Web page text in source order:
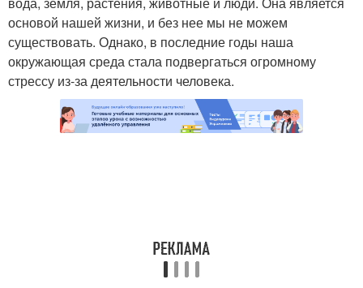
основой нашей жизни, и без нее мы не можем
существовать. Однако, в последние годы наша
окружающая среда стала подвергаться огромному
стрессу из-за деятельности человека.